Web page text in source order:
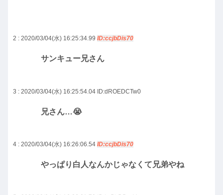
2 : 2020/03/04(水) 16:25:34.99 ID:ccjbDis70
サンキュー兄さん
3 : 2020/03/04(水) 16:25:54.04 ID:dROEDCTw0
兄さん…😭
4 : 2020/03/04(水) 16:26:06.54 ID:ccjbDis70
やっぱり白人なんかじゃなくて兄弟やね